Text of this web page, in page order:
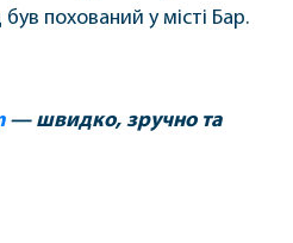
похований у місті Бар.
— швидко, зручно та